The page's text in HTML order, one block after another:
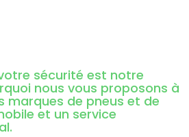
votre sécurité est notre
nous vous proposons à
marques de pneus et de
et un service